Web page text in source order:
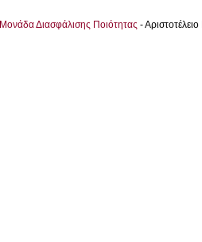
Μονάδα Διασφάλισης Ποιότητας -